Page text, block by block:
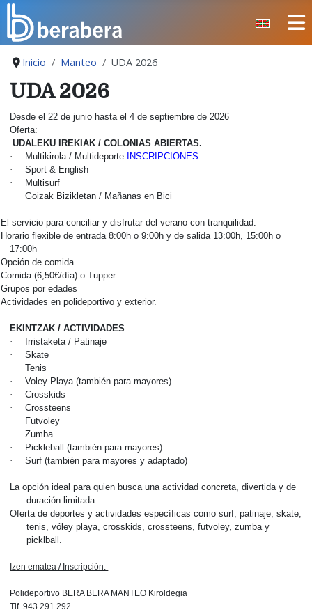
CERRAR
INICIO
CLUB
MANTEO
SECCIONES
EVENTOS
ÁREA SOCIAL
PREVENCIÓN DE LA VIOLENCIA
BERA BERA IZARRAK
Inicio Manteo UDA 2026
UDA 2026
Desde el 22 de junio hasta el 4 de septiembre de 2026
Oferta:
UDALEKU IREKIAK / COLONIAS ABIERTAS.
·
Multikirola / Multideporte INSCRIPCIONES
·
Sport & English
·
Multisurf
·
Goizak Bizikletan / Mañanas en Bici
El servicio para conciliar y disfrutar del verano con tranquilidad.
Horario flexible de entrada 8:00h o 9:00h y de salida 13:00h, 15:00h o
17:00h
Opción de comida.
Comida (6,50€/día) o Tupper
Grupos por edades
Actividades en polideportivo y exterior.
EKINTZAK / ACTIVIDADES
·
Irristaketa / Patinaje
·
Skate
·
Tenis
·
Voley Playa (también para mayores)
·
Crosskids
·
Crossteens
·
Futvoley
·
Zumba
·
Pickleball (también para mayores)
·
Surf (también para mayores y adaptado)
La opción ideal para quien busca una actividad concreta, divertida y de
duración limitada.
Oferta de deportes y actividades específicas como surf, patinaje, skate,
tenis, vóley playa, crosskids, crossteens, futvoley, zumba y
picklball.
Izen ematea / Inscripción:
Polideportivo BERA BERA MANTEO Kiroldegia
Tlf. 943 291 292